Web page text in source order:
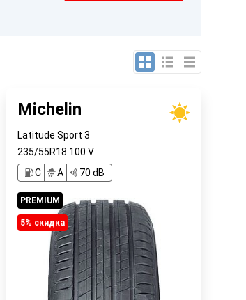
Michelin
Latitude Sport 3
235/55R18 100 V
С
A 70 dB
PREMIUM
5% cкидка